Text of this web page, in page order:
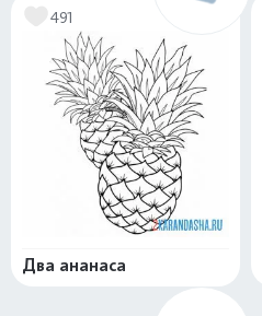
491
Два ананаса